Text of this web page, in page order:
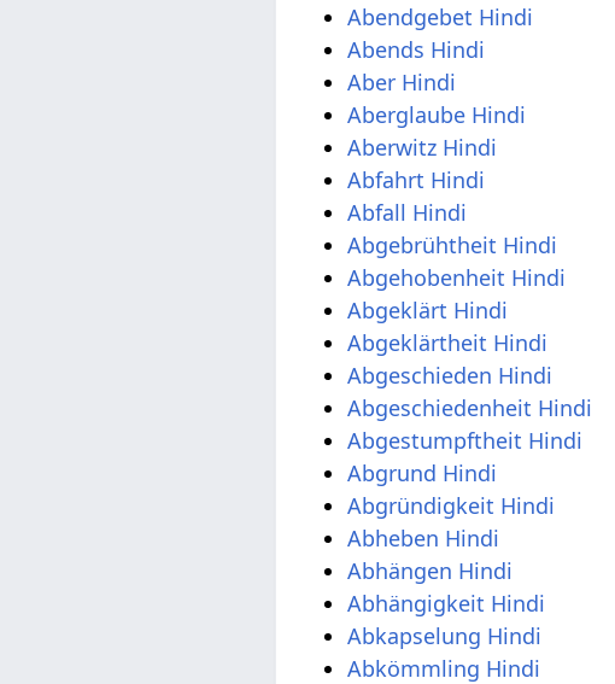
Abendgebet Hindi
Abends Hindi
Aber Hindi
Aberglaube Hindi
Aberwitz Hindi
Abfahrt Hindi
Abfall Hindi
Abgebrühtheit Hindi
Abgehobenheit Hindi
Abgeklärt Hindi
Abgeklärtheit Hindi
Abgeschieden Hindi
Abgeschiedenheit Hindi
Abgestumpftheit Hindi
Abgrund Hindi
Abgründigkeit Hindi
Abheben Hindi
Abhängen Hindi
Abhängigkeit Hindi
Abkapselung Hindi
Abkömmling Hindi